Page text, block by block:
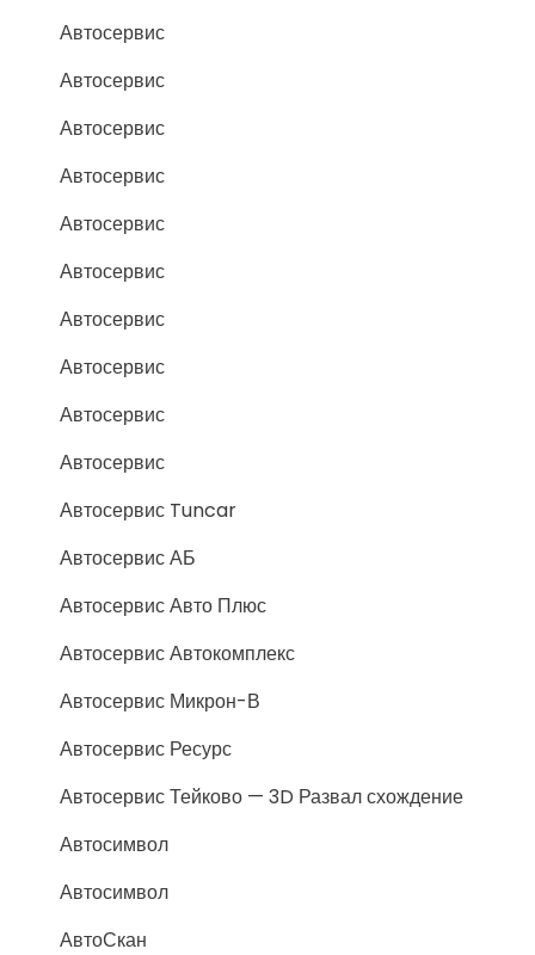
Автосервис
Автосервис
Автосервис
Автосервис
Автосервис
Автосервис
Автосервис
Автосервис
Автосервис
Автосервис
Автосервис Tuncar
Автосервис АБ
Автосервис Авто Плюс
Автосервис Автокомплекс
Автосервис Микрон-В
Автосервис Ресурс
Автосервис Тейково — 3D Развал схождение
Автосимвол
Автосимвол
АвтоСкан